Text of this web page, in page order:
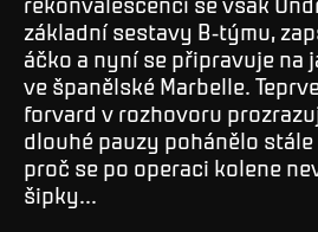
základní sestavy B-týmu,
áčko a nyní se připravuje na
ve španělské Marbelle.
forvard v rozhovoru
dlouhé pauzy pohánělo
proč se po operaci kolene
šipky...